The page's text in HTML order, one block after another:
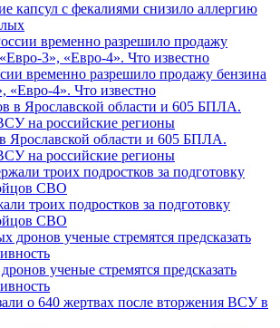
капсул с фекалиями снизило аллергию
временно разрешило продажу бензина
«Евро-4». Что известно
Ярославской области и 605 БПЛА.
на российские регионы
троих подростков за подготовку
СВО
ученые стремятся предсказать